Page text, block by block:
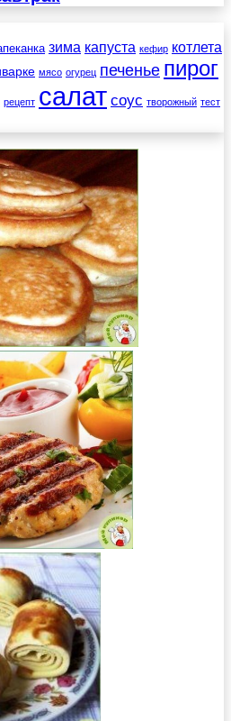
зима капуста кефир котлета
мясо огурец печенье пирог
рецепт салат соус творожный тест